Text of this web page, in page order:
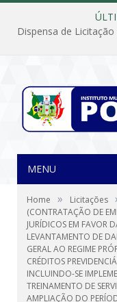
MENU
Home » Licitações
(CONTRATAÇÃO DE
JURÍDICOS EM FAVOR
LEVANTAMENTO DE
GERAL AO REGIME
CRÉDITOS
INCLUINDO-SE
TREINAMENTO DE
AMPLIAÇÃO DO